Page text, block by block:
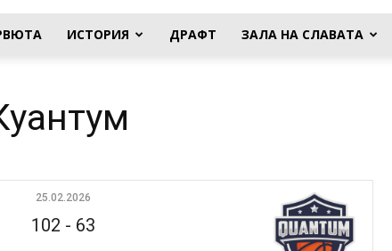
ИСТОРИЯ ДРАФТ ЗАЛА НА СЛАВАТА
25.02.2026
102 - 63